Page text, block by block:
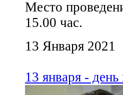
Место
15.00 час.
13 Января 2021
13 января -